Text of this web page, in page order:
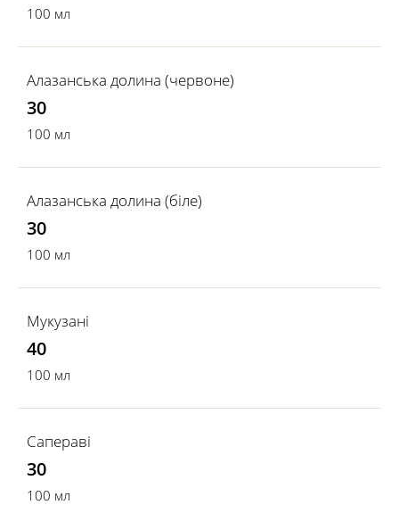
100 мл
Алазанська долина (червоне)
30
100 мл
Алазанська долина (біле)
30
100 мл
Мукузані
40
100 мл
Сапераві
30
100 мл